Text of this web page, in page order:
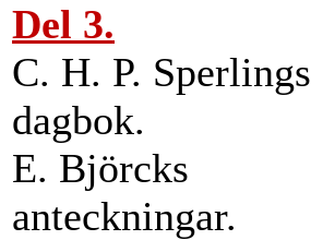
Del 3.
C. H. P. Sperlings
dagbok.
E. Björcks
anteckningar.